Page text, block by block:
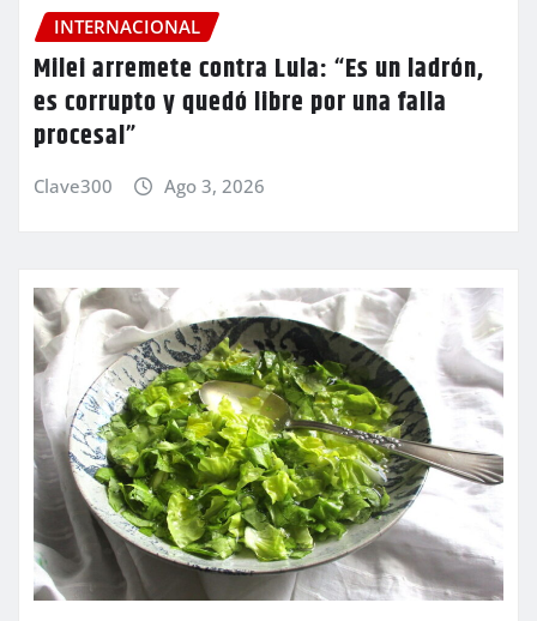
INTERNACIONAL
Milei arremete contra Lula: “Es un ladrón,
es corrupto y quedó libre por una falla
procesal”
Clave300 Ago 3, 2026